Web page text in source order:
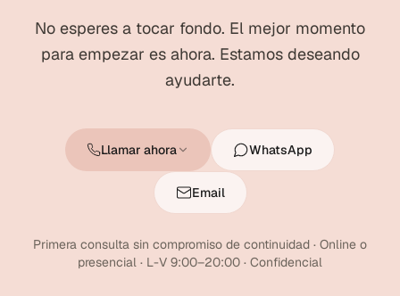
No esperes a tocar fondo. El mejor momento
para empezar es ahora. Estamos deseando
ayudarte.
Llamar ahora WhatsApp
Email
Primera consulta sin compromiso de continuidad · Online o
presencial · L-V 9:00–20:00 · Confidencial